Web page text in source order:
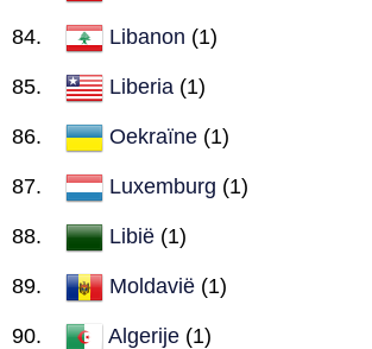
Libanon (1)
Liberia (1)
Oekraïne (1)
Luxemburg (1)
Libië (1)
Moldavië (1)
Algerije (1)